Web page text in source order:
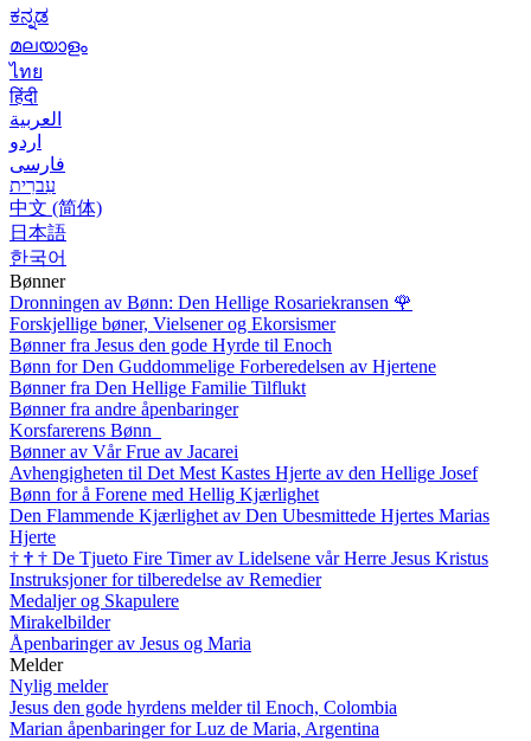
ಕನ್ನಡ
മലയാളം
ไทย
हिंदी
العربية
اردو
فارسی
עִברִית
中文 (简体)
日本語
한국어
Bønner
Dronningen av Bønn: Den Hellige Rosariekransen 🌹
Forskjellige bøner, Vielsener og Ekorsismer
Bønner fra Jesus den gode Hyrde til Enoch
Bønn for Den Guddommelige Forberedelsen av Hjertene
Bønner fra Den Hellige Familie Tilflukt
Bønner fra andre åpenbaringer
Korsfarerens Bønn
Bønner av Vår Frue av Jacarei
Avhengigheten til Det Mest Kastes Hjerte av den Hellige Josef
Bønn for å Forene med Hellig Kjærlighet
Den Flammende Kjærlighet av Den Ubesmittede Hjertes Marias
Hjerte
† † † De Tjueto Fire Timer av Lidelsene vår Herre Jesus Kristus
Instruksjoner for tilberedelse av Remedier
Medaljer og Skapulere
Mirakelbilder
Åpenbaringer av Jesus og Maria
Melder
Nylig melder
Jesus den gode hyrdens melder til Enoch, Colombia
Marian åpenbaringer for Luz de Maria, Argentina